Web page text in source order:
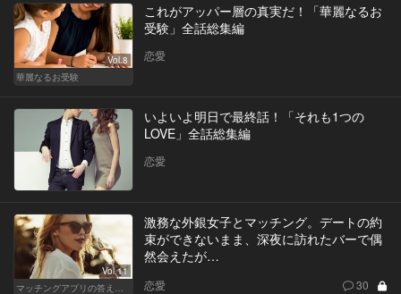
Vol.8
華麗なるお受験
これがアッパー層の真実だ！「華麗なるお
受験」全話総集編
恋愛
いよいよ明日で最終話！「それも1つの
LOVE」全話総集編
恋愛
Vol.11
激務な外銀女子とマッチング。デートの約
束ができないまま、深夜に訪れたバーで偶
然会えたが…
恋愛 30